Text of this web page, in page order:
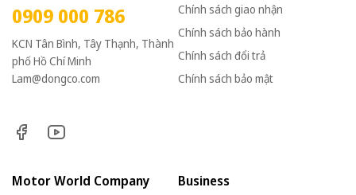
0909 000 786
KCN Tân Bình, Tây Thạnh, Thành
phố Hồ Chí Minh
Lam@dongco.com
Chính sách giao nhận
Chính sách bảo hành
Chính sách đổi trả
Chính sách bảo mật
Motor World Company Business